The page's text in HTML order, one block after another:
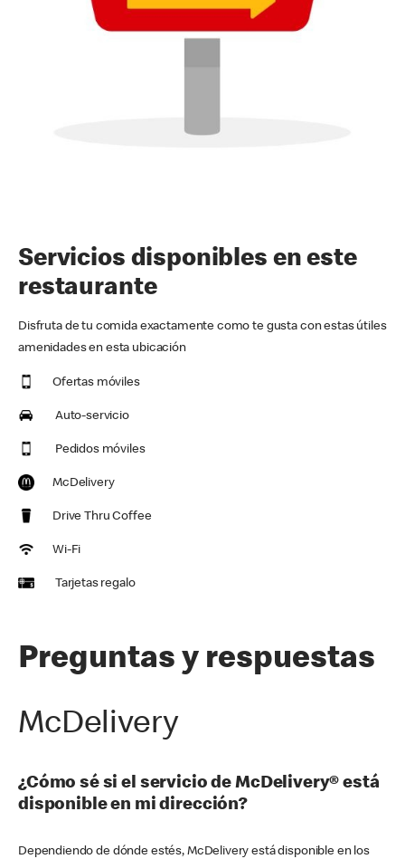
Servicios disponibles en este
restaurante
Disfruta de tu comida exactamente como te gusta con estas útiles
amenidades en esta ubicación
Ofertas móviles
Auto-servicio
Pedidos móviles
McDelivery
Drive Thru Coffee
Wi-Fi
Tarjetas regalo
Preguntas y respuestas
McDelivery
¿Cómo sé si el servicio de McDelivery® está
disponible en mi dirección?
Dependiendo de dónde estés, McDelivery está disponible en los